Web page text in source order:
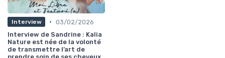
Interview • 03/02/2026
Interview de Sandrine : Kalia
Nature est née de la volonté
de transmettre l’art de